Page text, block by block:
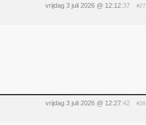
vrijdag 3 juli 2026 @ 12:12:37 #27
vrijdag 3 juli 2026 @ 12:27:42 #28